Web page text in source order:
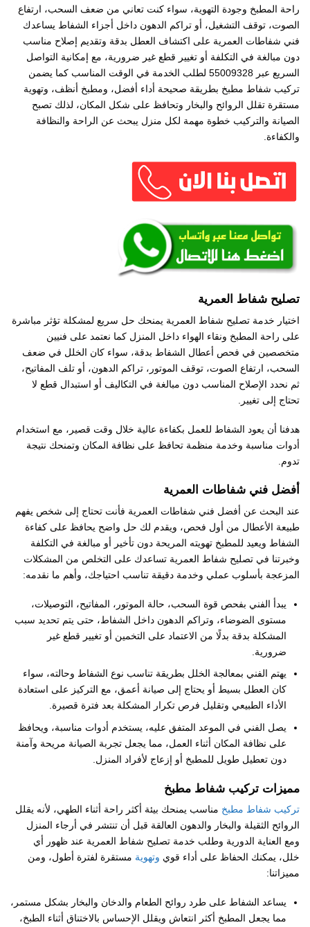
راحة المطبخ وجودة التهوية، سواء كنت تعاني من ضعف السحب، ارتفاع
الصوت، توقف التشغيل، أو تراكم الدهون داخل أجزاء الشفاط يساعدك
فني شفاطات العمرية على اكتشاف العطل بدقة وتقديم إصلاح مناسب
دون مبالغة في التكلفة أو تغيير قطع غير ضرورية، مع إمكانية التواصل
السريع عبر 55009328 لطلب الخدمة في الوقت المناسب كما يضمن
تركيب شفاط مطبخ بطريقة صحيحة أداء أفضل، ومطبخ أنظف، وتهوية
مستقرة تقلل الروائح والبخار وتحافظ على شكل المكان، لذلك تصبح
الصيانة والتركيب خطوة مهمة لكل منزل يبحث عن الراحة والنظافة
والكفاءة.
تصليح شفاط العمرية
اختيار خدمة تصليح شفاط العمرية يمنحك حل سريع لمشكلة تؤثر مباشرة
على راحة المطبخ ونقاء الهواء داخل المنزل كما نعتمد على فنيين
متخصصين في فحص أعطال الشفاط بدقة، سواء كان الخلل في ضعف
السحب، ارتفاع الصوت، توقف الموتور، تراكم الدهون، أو تلف المفاتيح،
ثم نحدد الإصلاح المناسب دون مبالغة في التكاليف أو استبدال قطع لا
تحتاج إلى تغيير.
هدفنا أن يعود الشفاط للعمل بكفاءة عالية خلال وقت قصير، مع استخدام
أدوات مناسبة وخدمة منظمة تحافظ على نظافة المكان وتمنحك نتيجة
تدوم.
أفضل فني شفاطات العمرية
عند البحث عن أفضل فني شفاطات العمرية فأنت تحتاج إلى شخص يفهم
طبيعة الأعطال من أول فحص، ويقدم لك حل واضح يحافظ على كفاءة
الشفاط ويعيد للمطبخ تهويته المريحة دون تأخير أو مبالغة في التكلفة
وخبرتنا في تصليح شفاط العمرية تساعدك على التخلص من المشكلات
المزعجة بأسلوب عملي وخدمة دقيقة تناسب احتياجك، وأهم ما نقدمه:
يبدأ الفني بفحص قوة السحب، حالة الموتور، المفاتيح، التوصيلات،
مستوى الضوضاء، وتراكم الدهون داخل الشفاط، حتى يتم تحديد سبب
المشكلة بدقة بدلًا من الاعتماد على التخمين أو تغيير قطع غير
ضرورية.
يهتم الفني بمعالجة الخلل بطريقة تناسب نوع الشفاط وحالته، سواء
كان العطل بسيط أو يحتاج إلى صيانة أعمق، مع التركيز على استعادة
الأداء الطبيعي وتقليل فرص تكرار المشكلة بعد فترة قصيرة.
يصل الفني في الموعد المتفق عليه، يستخدم أدوات مناسبة، ويحافظ
على نظافة المكان أثناء العمل، مما يجعل تجربة الصيانة مريحة وآمنة
دون تعطيل طويل للمطبخ أو إزعاج لأفراد المنزل.
مميزات تركيب شفاط مطبخ
تركيب شفاط مطبخ مناسب يمنحك بيئة أكثر راحة أثناء الطهي، لأنه يقلل
الروائح الثقيلة والبخار والدهون العالقة قبل أن تنتشر في أرجاء المنزل
ومع العناية الدورية وطلب خدمة تصليح شفاط العمرية عند ظهور أي
خلل، يمكنك الحفاظ على أداء قوي وتهوية مستقرة لفترة أطول، ومن
مميزاتنا:
يساعد الشفاط على طرد روائح الطعام والدخان والبخار بشكل مستمر،
مما يجعل المطبخ أكثر انتعاش ويقلل الإحساس بالاختناق أثناء الطبخ،